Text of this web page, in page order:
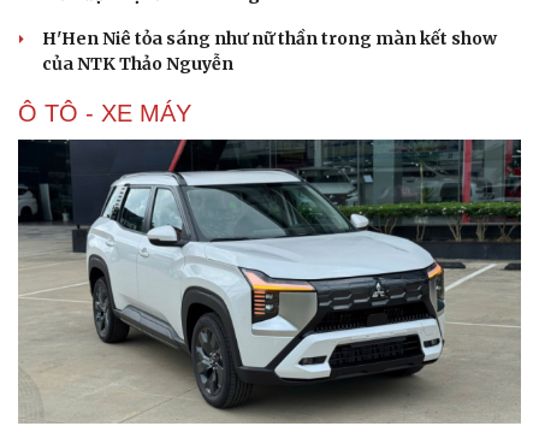
H'Hen Niê tỏa sáng như nữ thần trong màn kết show
của NTK Thảo Nguyễn
Ô TÔ - XE MÁY